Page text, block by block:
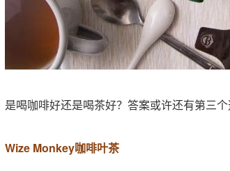
是喝咖啡好还是喝茶好？答案或许还有第三
Wize Monkey咖啡叶茶